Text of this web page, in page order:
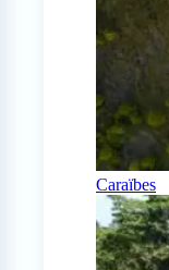
Caraïbes